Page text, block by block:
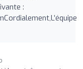
:
,L’équipe